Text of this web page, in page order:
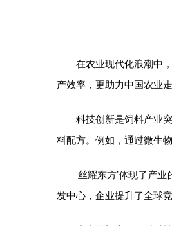
在农业现代化浪潮中
产效率，更助力中国农业
科技创新是饲料产业
料配方。例如，通过微生
‘丝耀东方’体现了产
发中心，企业提升了全球